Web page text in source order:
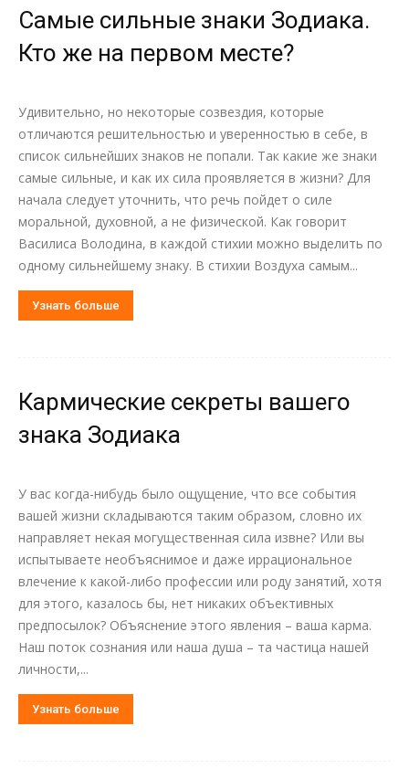
Самые сильные знаки Зодиака.
Кто же на первом месте?
Удивительно, но некоторые созвездия, которые
отличаются решительностью и уверенностью в себе, в
список сильнейших знаков не попали. Так какие же знаки
самые сильные, и как их сила проявляется в жизни? Для
начала следует уточнить, что речь пойдет о силе
моральной, духовной, а не физической. Как говорит
Василиса Володина, в каждой стихии можно выделить по
одному сильнейшему знаку. В стихии Воздуха самым...
Узнать больше
Кармические секреты вашего
знака Зодиака
У вас когда-нибудь было ощущение, что все события
вашей жизни складываются таким образом, словно их
направляет некая могущественная сила извне? Или вы
испытываете необъяснимое и даже иррациональное
влечение к какой-либо профессии или роду занятий, хотя
для этого, казалось бы, нет никаких объективных
предпосылок? Объяснение этого явления – ваша карма.
Наш поток сознания или наша душа – та частица нашей
личности,...
Узнать больше